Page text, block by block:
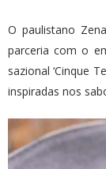
O paulistano
parceria com o
sazional ‘Cinque
inspiradas nos